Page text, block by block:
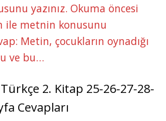
yazınız. Okuma öncesi
ile metnin konusunu
Metin, çocukların oynadığı
ve bu…
Türkçe 2. Kitap 25-26-27-28-
Cevapları